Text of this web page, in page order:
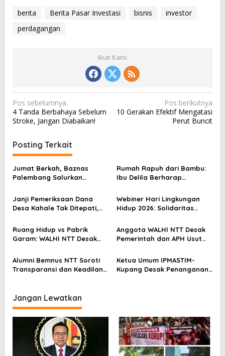
berita Berita Pasar Investasi bisnis
investor
perdagangan
Ikuti Kami
N
a
i
g
a
i
p
o
s
Pos sebelumnya
4 Tanda Berbahaya Sebelum
Stroke, Jangan Diabaikan!
Pos berikutnya
10 Gerakan Efektif Mengatasi
Perut Buncit
Posting Terkait
Jumat Berkah, Baznas
Palembang Salurkan
Kertapati
Rumah Rapuh dari Bambu:
Ibu Delila Berharap
Dinas Sosial
Janji Pemeriksaan Dana
Desa Kahale Tak Ditepati,
Keseriusan Kejati NTT
Webiner Hari Lingkungan
Hidup 2026: Solidaritas
Soroti Dampak Krisis Iklim
dan Ruang hidup di NTT
Ruang Hidup vs Pabrik
Garam: WALHI NTT Desak
Ndao Berubah Permanen
Anggota WALHI NTT Desak
Pemerintah dan APH Usut
Kayu Sonokeling Ilegal di
TTU
Alumni Bemnus NTT Soroti
Transparansi dan Keadilan
Unkriswina Sumba
Ketua Umum IPMASTIM-
Kupang Desak Penanganan
Jangan Lewatkan